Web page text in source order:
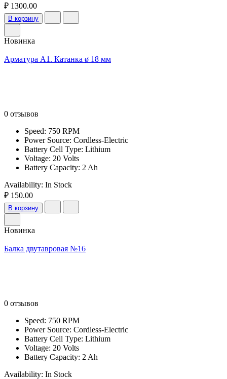
₽ 1300.00
В корзину
Новинка
Арматура А1. Катанка ø 18 мм
0 отзывов
Speed: 750 RPM
Power Source: Cordless-Electric
Battery Cell Type: Lithium
Voltage: 20 Volts
Battery Capacity: 2 Ah
Availability: In Stock
₽ 150.00
В корзину
Новинка
Балка двутавровая №16
0 отзывов
Speed: 750 RPM
Power Source: Cordless-Electric
Battery Cell Type: Lithium
Voltage: 20 Volts
Battery Capacity: 2 Ah
Availability: In Stock